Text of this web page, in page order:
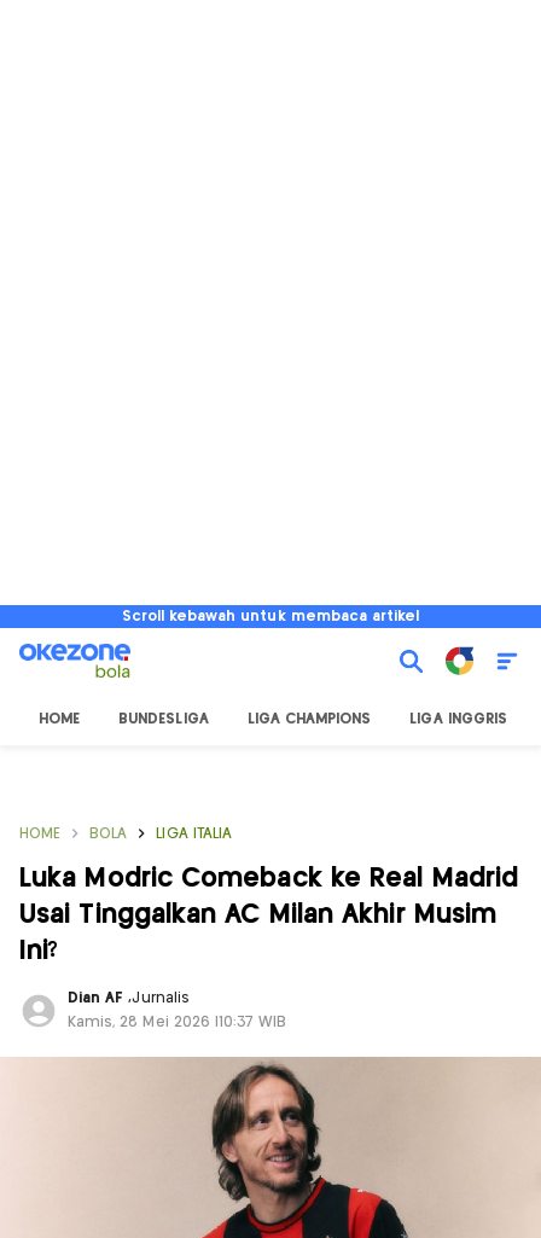
Scroll kebawah untuk membaca artikel
HOME BUNDESLIGA LIGA CHAMPIONS LIGA INGGRIS
HOME BOLA LIGA ITALIA
Luka Modric Comeback ke Real Madrid
Usai Tinggalkan AC Milan Akhir Musim
Ini?
Dian AF,Jurnalis
Kamis, 28 Mei 2026 |10:37 WIB